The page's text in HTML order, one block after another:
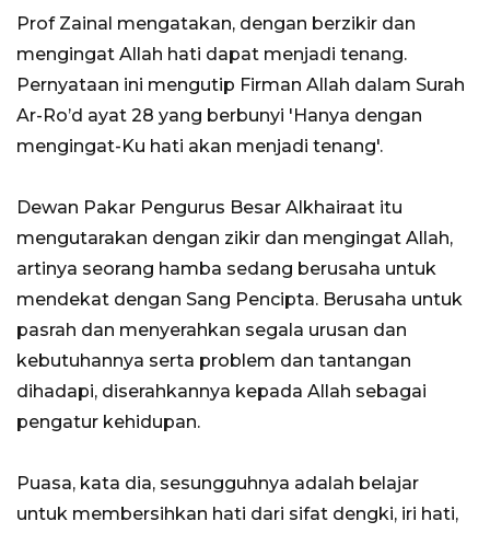
Prof Zainal mengatakan, dengan berzikir dan
mengingat Allah hati dapat menjadi tenang.
Pernyataan ini mengutip Firman Allah dalam Surah
Ar-Ro’d ayat 28 yang berbunyi 'Hanya dengan
mengingat-Ku hati akan menjadi tenang'.
Dewan Pakar Pengurus Besar Alkhairaat itu
mengutarakan dengan zikir dan mengingat Allah,
artinya seorang hamba sedang berusaha untuk
mendekat dengan Sang Pencipta. Berusaha untuk
pasrah dan menyerahkan segala urusan dan
kebutuhannya serta problem dan tantangan
dihadapi, diserahkannya kepada Allah sebagai
pengatur kehidupan.
Puasa, kata dia, sesungguhnya adalah belajar
untuk membersihkan hati dari sifat dengki, iri hati,